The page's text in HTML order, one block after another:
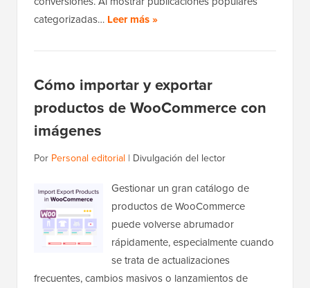
categorizadas… Leer más »
Cómo importar y exportar
productos de WooCommerce con
imágenes
Por Personal editorial | Divulgación del lector
Gestionar un gran catálogo de
productos de WooCommerce
puede volverse abrumador
rápidamente, especialmente cuando
se trata de actualizaciones
frecuentes, cambios masivos o lanzamientos de